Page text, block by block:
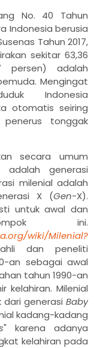
No. 40 Tahun
Indonesia berusia
Tahun 2017,
sekitar 63,36
persen) adalah
Mengingat
Indonesia
otomatis seiring
tonggak
secara umum
generasi
milenial adalah
X (Gen-X).
untuk awal dan
ini.
wiki/Milenial?
dan peneliti
an sebagai awal
tahun 1990-an
kelahiran. Milenial
generasi Baby
kadang-kadang
" karena adanya
kelahiran pada